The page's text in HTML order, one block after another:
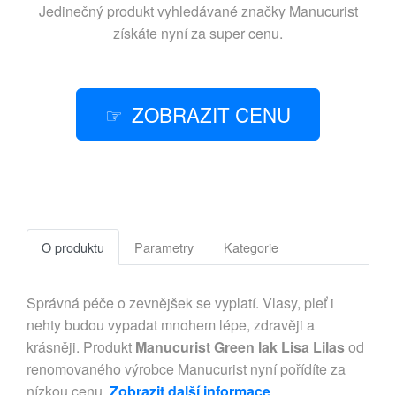
Jedinečný produkt vyhledávané značky Manucurist
získáte nyní za super cenu.
ZOBRAZIT CENU
O produktu Parametry Kategorie
Správná péče o zevnějšek se vyplatí. Vlasy, pleť i
nehty budou vypadat mnohem lépe, zdravěji a
krásněji. Produkt Manucurist Green lak Lisa Lilasod
renomovaného výrobce Manucurist nyní pořídíte za